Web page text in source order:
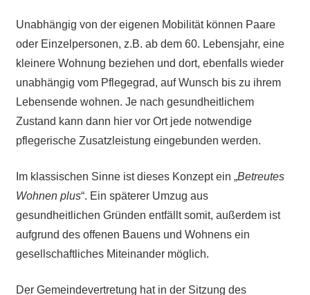
Unabhängig von der eigenen Mobilität können Paare
oder Einzelpersonen, z.B. ab dem 60. Lebensjahr, eine
kleinere Wohnung beziehen und dort, ebenfalls wieder
unabhängig vom Pflegegrad, auf Wunsch bis zu ihrem
Lebensende wohnen. Je nach gesundheitlichem
Zustand kann dann hier vor Ort jede notwendige
pflegerische Zusatzleistung eingebunden werden.
Im klassischen Sinne ist dieses Konzept ein „Betreutes
Wohnen plus“. Ein späterer Umzug aus
gesundheitlichen Gründen entfällt somit, außerdem ist
aufgrund des offenen Bauens und Wohnens ein
gesellschaftliches Miteinander möglich.
Der Gemeindevertretung hat in der Sitzung des